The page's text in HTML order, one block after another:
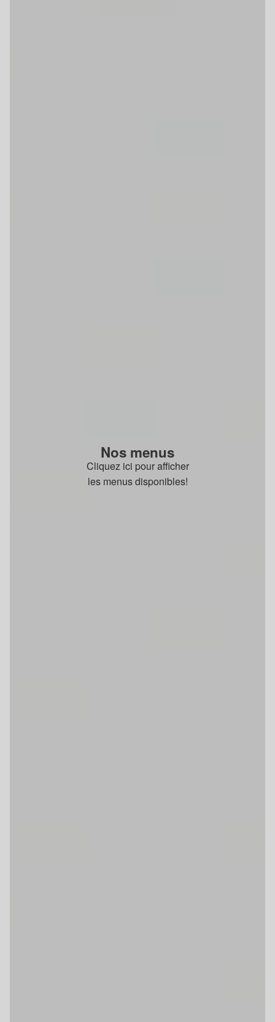
Nos menus
Cliquez ici pour afficher
les menus disponibles!